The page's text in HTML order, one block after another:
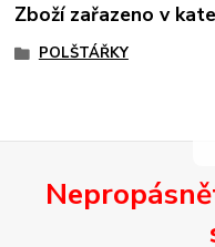
Zboží zařazeno v
POLŠTÁŘKY